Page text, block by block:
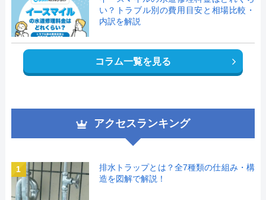
い？トラブル別の費用目安と相場比較・
内訳を解説
コラム一覧を見る
アクセスランキング
1
排水トラップとは？全7種類の仕組み・構
造を図解で解説！